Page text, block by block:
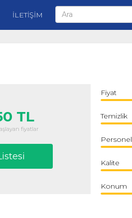
İLETİŞİM
Fiyat
Temizlik
Personel
Kalite
Konum
TL
fiyatlar